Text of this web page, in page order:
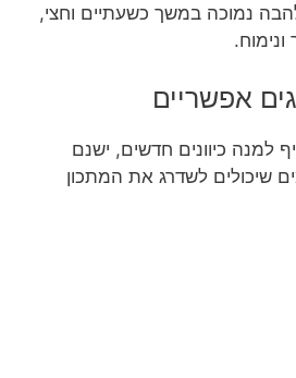
נמוכה במשך כשעתיים וחצי,
אפשריים
למנה כיוונים חדשים, ישנם
שיכולים לשדרג את המתכון